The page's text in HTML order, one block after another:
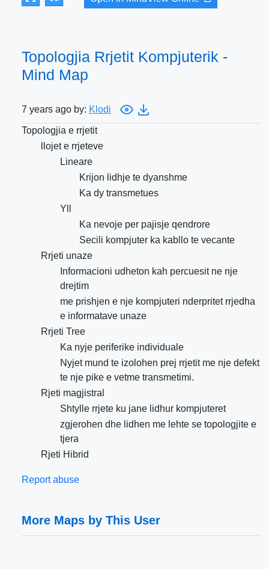
Topologjia Rrjetit Kompjuterik -
Mind Map
7 years ago by: Klodi
Topologjia e rrjetit
llojet e rrjeteve
Lineare
Krijon lidhje te dyanshme
Ka dy transmetues
Yll
Ka nevoje per pajisje qendrore
Secili kompjuter ka kabllo te vecante
Rrjeti unaze
Informacioni udheton kah percuesit ne nje
drejtim
me prishjen e nje kompjuteri nderpritet rrjedha
e informatave unaze
Rrjeti Tree
Ka nyje periferike individuale
Nyjet mund te izolohen prej rrjetit me nje defekt
te nje pike e vetme transmetimi.
Rjeti magjistral
Shtylle rrjete ku jane lidhur kompjuteret
zgjerohen dhe lidhen me lehte se topologjite e
tjera
Rjeti Hibrid
Report abuse
More Maps by This User